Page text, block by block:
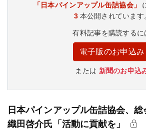
「日本パインアップル缶詰協会」
3 本公開されています
有料記事を購読するに
電子版のお申込み
または 新聞のお申込
日本パインアップル缶詰協会、
織田啓介氏「活動に貢献を」